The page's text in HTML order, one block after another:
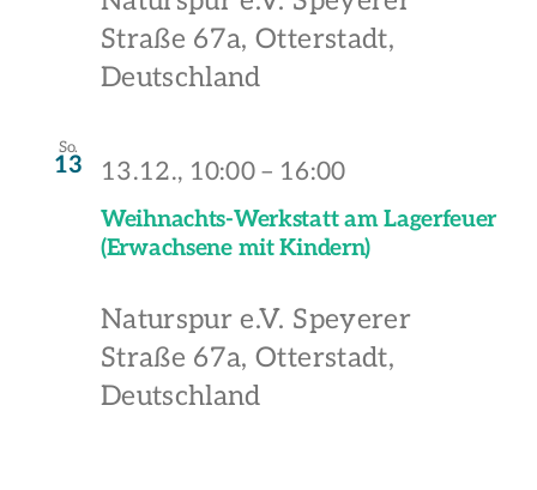
Straße 67a, Otterstadt,
Deutschland
So.
13
Weihnachts-Werkstatt am Lagerfeuer
(Erwachsene mit Kindern)
13.12., 10:00 – 16:00
Naturspur e.V. Speyerer
Straße 67a, Otterstadt,
Deutschland